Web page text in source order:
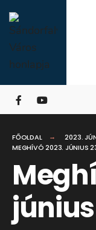
Skip
to
content
FŐOLDAL 2023.
MEGHÍVÓ 2023. JÚNIUS
for: